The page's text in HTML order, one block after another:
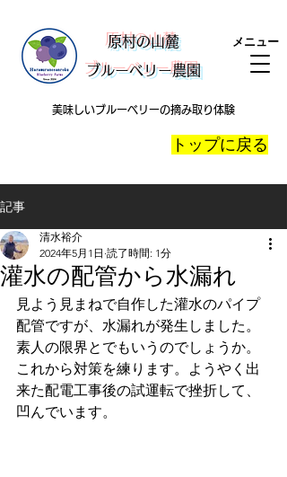
​原村の山麓
ブルーベリー農園
メニュー
美味しいブルーベリーの摘み取り体験
​トップに戻る
記事
灌水の配管から水漏れ
清水裕介
2024年5月1日 読了時間: 1分
見よう見まねで自作した灌水のパイプ
配管ですが、水漏れが発生しました。
素人の限界とでもいうのでしょうか。
これから対策を練ります。ようやく出
来た配電工事後の試運転で挫折して、
凹んでいます。